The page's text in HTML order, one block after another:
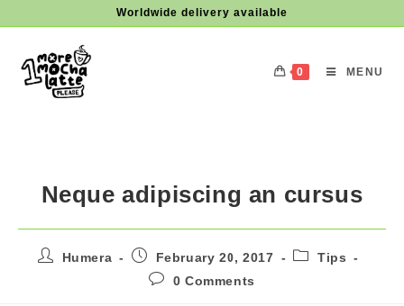
content
Worldwide delivery available
0 MENU
Neque adipiscing an cursus
PostHumera
Post
published:
February 20, 2017
PostTips
Post0 Comments